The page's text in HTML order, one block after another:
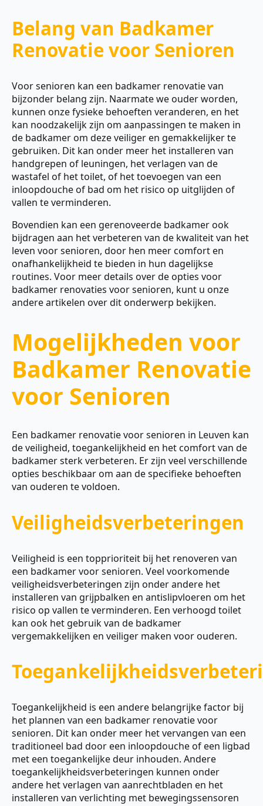
Belang van Badkamer
Renovatie voor Senioren
Voor senioren kan een badkamer renovatie van
bijzonder belang zijn. Naarmate we ouder worden,
kunnen onze fysieke behoeften veranderen, en het
kan noodzakelijk zijn om aanpassingen te maken in
de badkamer om deze veiliger en gemakkelijker te
gebruiken. Dit kan onder meer het installeren van
handgrepen of leuningen, het verlagen van de
wastafel of het toilet, of het toevoegen van een
inloopdouche of bad om het risico op uitglijden of
vallen te verminderen.
Bovendien kan een gerenoveerde badkamer ook
bijdragen aan het verbeteren van de kwaliteit van het
leven voor senioren, door hen meer comfort en
onafhankelijkheid te bieden in hun dagelijkse
routines. Voor meer details over de opties voor
badkamer renovaties voor senioren, kunt u onze
andere artikelen over dit onderwerp bekijken.
Mogelijkheden voor
Badkamer Renovatie
voor Senioren
Een badkamer renovatie voor senioren in Leuven kan
de veiligheid, toegankelijkheid en het comfort van de
badkamer sterk verbeteren. Er zijn veel verschillende
opties beschikbaar om aan de specifieke behoeften
van ouderen te voldoen.
Veiligheidsverbeteringen
Veiligheid is een topprioriteit bij het renoveren van
een badkamer voor senioren. Veel voorkomende
veiligheidsverbeteringen zijn onder andere het
installeren van grijpbalken en antislipvloeren om het
risico op vallen te verminderen. Een verhoogd toilet
kan ook het gebruik van de badkamer
vergemakkelijken en veiliger maken voor ouderen.
Toegankelijkheid is een andere belangrijke factor bij
het plannen van een badkamer renovatie voor
senioren. Dit kan onder meer het vervangen van een
traditioneel bad door een inloopdouche of een ligbad
met een toegankelijke deur inhouden. Andere
toegankelijkheidsverbeteringen kunnen onder
andere het verlagen van aanrechtbladen en het
installeren van verlichting met bewegingssensoren